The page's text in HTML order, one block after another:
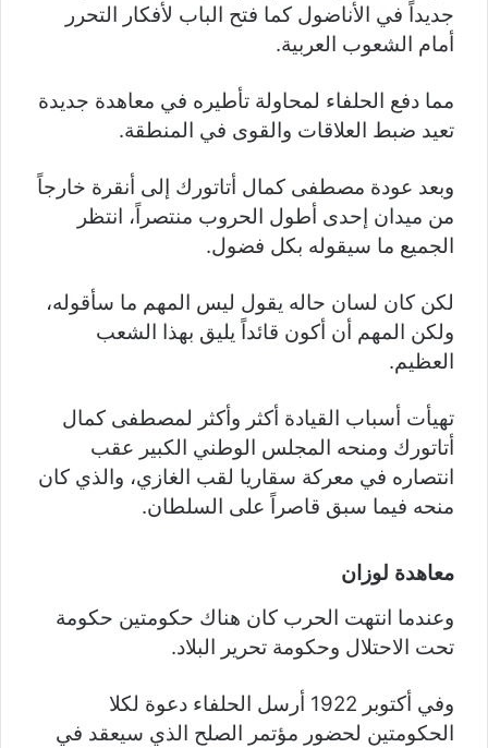
جديداً في الأناضول كما فتح الباب لأفكار التحرر
أمام الشعوب العربية.
مما دفع الحلفاء لمحاولة تأطيره في معاهدة جديدة
تعيد ضبط العلاقات والقوى في المنطقة.
وبعد عودة مصطفى كمال أتاتورك إلى أنقرة خارجاً
من ميدان إحدى أطول الحروب منتصراً، انتظر
الجميع ما سيقوله بكل فضول.
لكن كان لسان حاله يقول ليس المهم ما سأقوله،
ولكن المهم أن أكون قائداً يليق بهذا الشعب
العظيم.
تهيأت أسباب القيادة أكثر وأكثر لمصطفى كمال
أتاتورك ومنحه المجلس الوطني الكبير عقب
انتصاره في معركة سقاريا لقب الغازي، والذي كان
منحه فيما سبق قاصراً على السلطان.
معاهدة لوزان
وعندما انتهت الحرب كان هناك حكومتين حكومة
تحت الاحتلال وحكومة تحرير البلاد.
وفي أكتوبر 1922 أرسل الحلفاء دعوة لكلا
الحكومتين لحضور مؤتمر الصلح الذي سيعقد في